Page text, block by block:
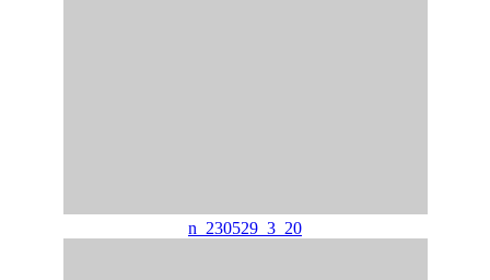
n_230529_3_20